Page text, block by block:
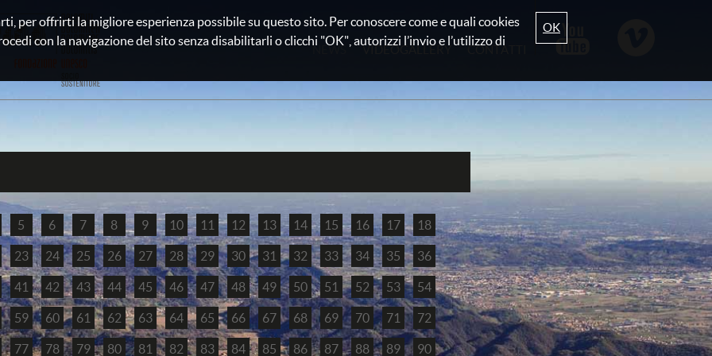
per offrirti la migliore esperienza possibile su questo sito. Per conoscere come e quali cookies
con la navigazione del sito senza disabilitarli o clicchi "OK", autorizzi l’invio e l’utilizzo di
OK
NEWS VIDEOGALLERY CONTATTI
5 6 7 8 9 10 11 12 13 14 15 16 17 18
23 24 25 26 27 28 29 30 31 32 33 34 35 36
41 42 43 44 45 46 47 48 49 50 51 52 53 54
59 60 61 62 63 64 65 66 67 68 69 70 71 72
77 78 79 80 81 82 83 84 85 86 87 88 89 90